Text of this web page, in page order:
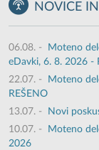
NOVICE
06.08. -
Moteno
eDavki, 6. 8. 2026 -
22.07. -
Moteno
REŠENO
13.07. -
Novi
10.07. -
Moteno
2026